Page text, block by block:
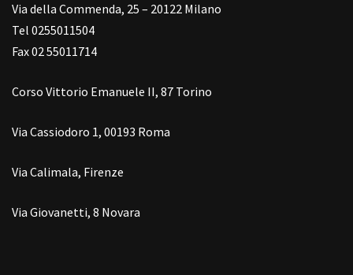
Via della Commenda, 25 – 20122 Milano
Tel 0255011504
Fax 02 55011714
Corso Vittorio Emanuele II, 87 Torino
Via Cassiodoro 1, 00193 Roma
Via Calimala, Firenze
Via Giovanetti, 8 Novara